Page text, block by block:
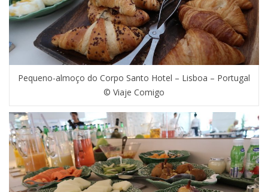
Pequeno-almoço do Corpo Santo Hotel – Lisboa – Portugal
© Viaje Comigo